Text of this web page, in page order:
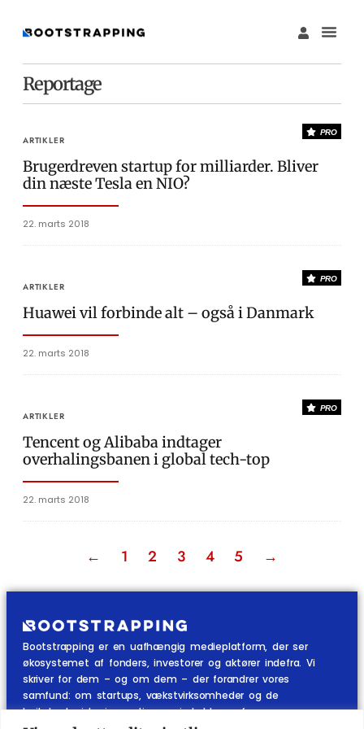
Reportage
PRO
ARTIKLER
Brugerdreven startup for milliarder. Bliver
din næste Tesla en NIO?
22. marts 2018
PRO
ARTIKLER
Huawei vil forbinde alt – også i Danmark
22. marts 2018
PRO
ARTIKLER
Tencent og Alibaba indtager
overhalingsbanen i global tech-top
22. marts 2018
← 1 2 3 4 5 →
Bootstrapping er en uafhængig medieplatform, der ser
økosystemet af fonders, investorer og aktører indefra. Vi
skriver for dem – og om dem – der forandrer vores
samfund: om startups, vækstvirksomheder og de
højteknologiske innovationer, vi skal leve af.